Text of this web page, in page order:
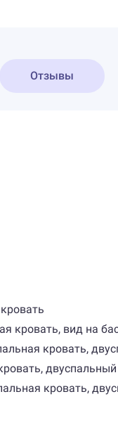
Отзывы
кровать, вид на
кровать,
кровать,